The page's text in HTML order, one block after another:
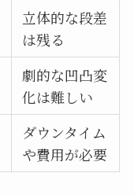
立体的な段差
は残る
劇的な凹凸変
化は難しい
ダウンタイム
や費用が必要